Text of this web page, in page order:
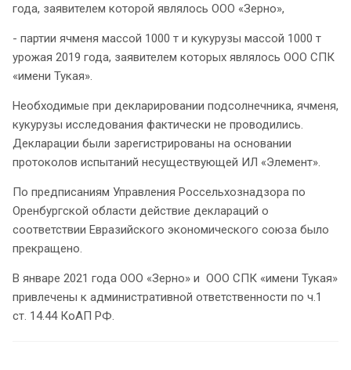
года, заявителем которой являлось ООО «Зерно»,
- партии ячменя массой 1000 т и кукурузы массой 1000 т
урожая 2019 года, заявителем которых являлось ООО СПК
«имени Тукая».
Необходимые при декларировании подсолнечника, ячменя,
кукурузы исследования фактически не проводились.
Декларации были зарегистрированы на основании
протоколов испытаний несуществующей ИЛ «Элемент».
По предписаниям Управления Россельхознадзора по
Оренбургской области действие деклараций о
соответствии Евразийского экономического союза было
прекращено.
В январе 2021 года ООО «Зерно» и ООО СПК «имени Тукая»
привлечены к административной ответственности по ч.1
ст. 14.44 КоАП РФ.